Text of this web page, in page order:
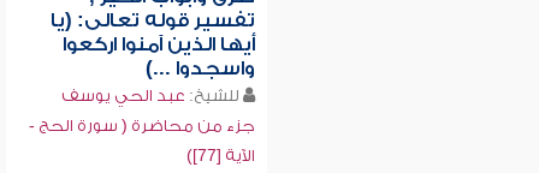
تفسير قوله تعالى: (يا
أيها الذين آمنوا اركعوا
واسجدوا ...)
للشيخ: عبد الحي يوسف
جزء من محاضرة ( سورة الحج -
الآية [77])